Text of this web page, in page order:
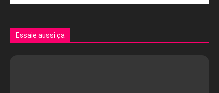
Essaie aussi ça